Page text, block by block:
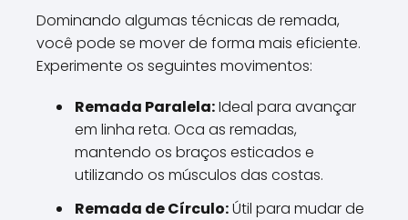
Dominando algumas técnicas de remada,
você pode se mover de forma mais eficiente.
Experimente os seguintes movimentos:
Remada Paralela:Ideal para avançar
em linha reta. Oca as remadas,
mantendo os braços esticados e
utilizando os músculos das costas.
Remada de Círculo:Útil para mudar de